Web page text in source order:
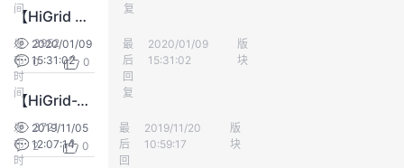
证
实
验
的
收
持
建
议
间
复
【HiGrid T1】C板硬件变更点说明
发
布
时
间
2020/01/09
15:31:02
最
后
回
复
daiwei
2020/01/09
15:31:02
版
块
3952
0
0
【HiGrid-T1点灯】核心板适配最新国网规范，调整开放核心板CTRL灯给业务通道APP
发
布
时
2019/11/05
12:07:14
最
后
回
txx
2019/11/20
10:59:17
版
块
3721
2
0